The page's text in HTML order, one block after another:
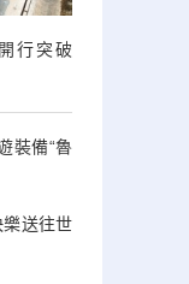
行突破
裝備“魯
樂送往世